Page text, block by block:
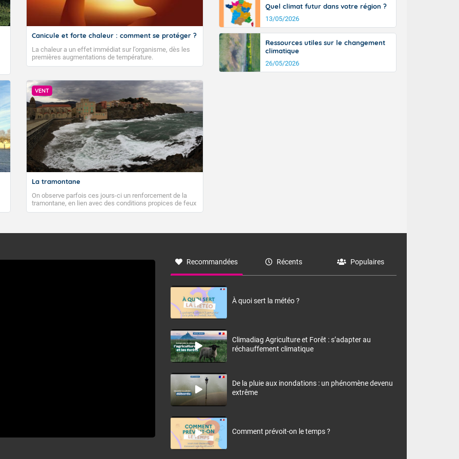
Canicule et forte chaleur : comment se protéger ?
La chaleur a un effet immédiat sur l’organisme, dès les
premières augmentations de température.
VENT
La tramontane
On observe parfois ces jours-ci un renforcement de la
tramontane, en lien avec des conditions propices de feux
de forêt. Mais qu'est-ce que la tramontane ? Quelles sont
à nord-ouest, dans un secteur qui part du Roussillon à la
monts, en allusion aux régions montagneuses d’où
Quel climat futur dans votre région ?
13/05/2026
Ressources utiles sur le changement
climatique
26/05/2026
Recommandées Récents Populaires
À quoi sert la météo ?
Climadiag Agriculture et Forêt : s’adapter au
réchauffement climatique
De la pluie aux inondations : un phénomène devenu
extrême
Comment prévoit-on le temps ?